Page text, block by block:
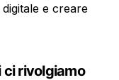
e creare
ci rivolgiamo